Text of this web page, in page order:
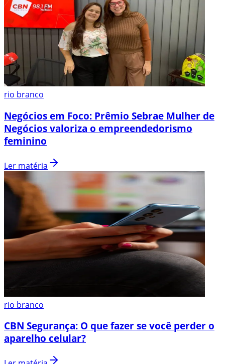
rio branco
Negócios em Foco: Prêmio Sebrae Mulher de
Negócios valoriza o empreendedorismo
feminino
Ler matéria
rio branco
CBN Segurança: O que fazer se você perder o
aparelho celular?